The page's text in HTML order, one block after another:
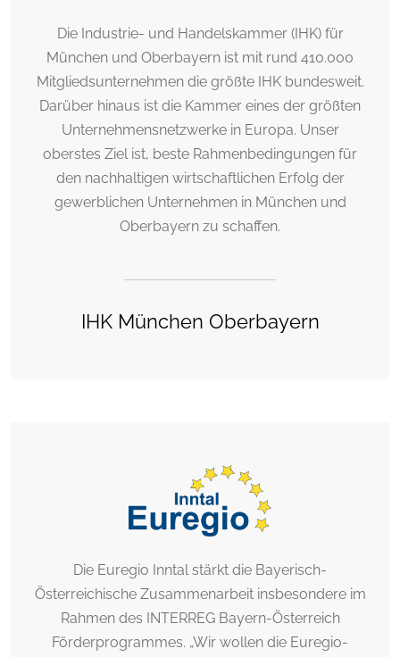
Die Industrie- und Handelskammer (IHK) für
München und Oberbayern ist mit rund 410.000
Mitgliedsunternehmen die größte IHK bundesweit.
Darüber hinaus ist die Kammer eines der größten
Unternehmensnetzwerke in Europa. Unser
oberstes Ziel ist, beste Rahmenbedingungen für
den nachhaltigen wirtschaftlichen Erfolg der
gewerblichen Unternehmen in München und
Oberbayern zu schaffen.
IHK München Oberbayern
Die Euregio Inntal stärkt die Bayerisch-
Österreichische Zusammenarbeit insbesondere im
Rahmen des INTERREG Bayern-Österreich
Förderprogrammes. „Wir wollen die Euregio-